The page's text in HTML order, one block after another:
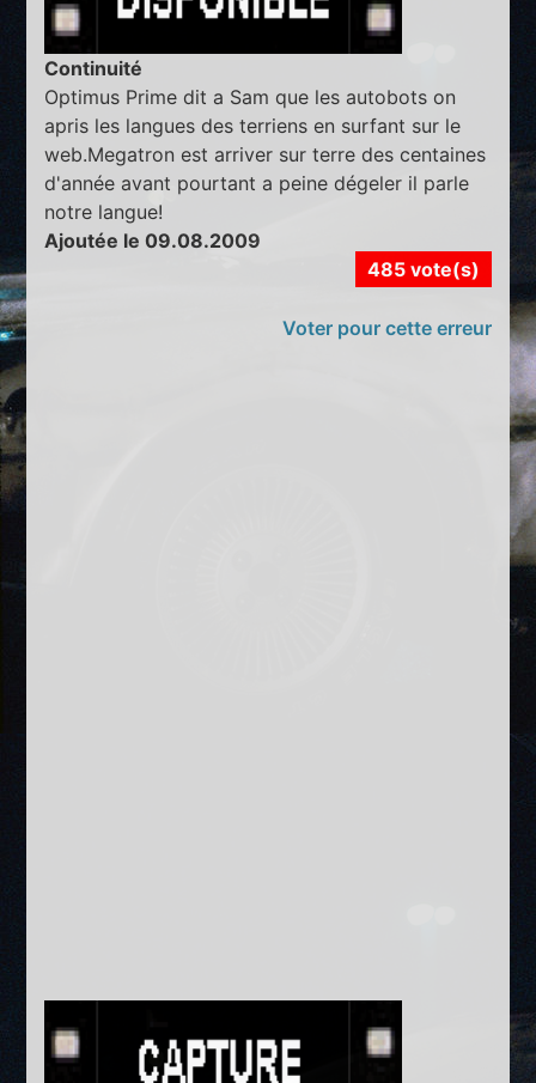
Continuité
Optimus Prime dit a Sam que les autobots on
apris les langues des terriens en surfant sur le
web.Megatron est arriver sur terre des centaines
d'année avant pourtant a peine dégeler il parle
notre langue!
Ajoutée le 09.08.2009
485 vote(s)
Voter pour cette erreur